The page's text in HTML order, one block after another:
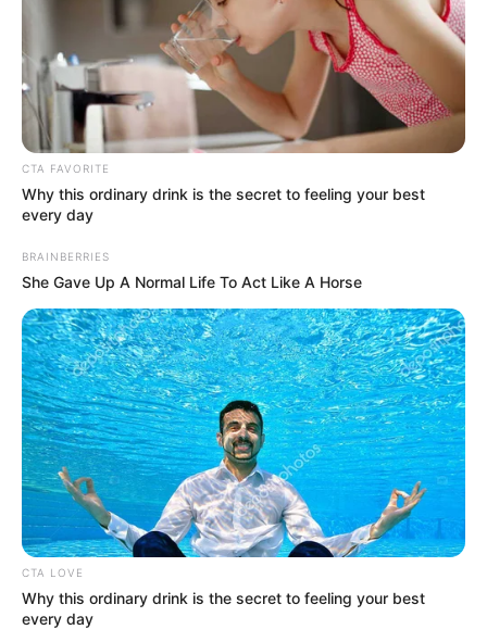
CTA FAVORITE
Why this ordinary drink is the secret to feeling your best
every day
BRAINBERRIES
She Gave Up A Normal Life To Act Like A Horse
CTA LOVE
Why this ordinary drink is the secret to feeling your best
every day